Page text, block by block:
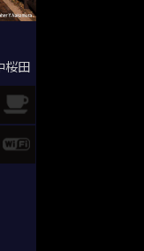
桜田